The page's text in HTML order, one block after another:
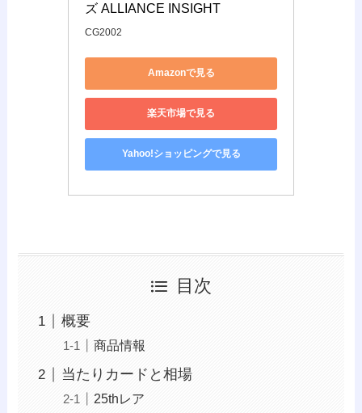
ズ ALLIANCE INSIGHT
CG2002
Amazonで見る
楽天市場で見る
Yahoo!ショッピングで見る
目次
概要
商品情報
当たりカードと相場
25thレア